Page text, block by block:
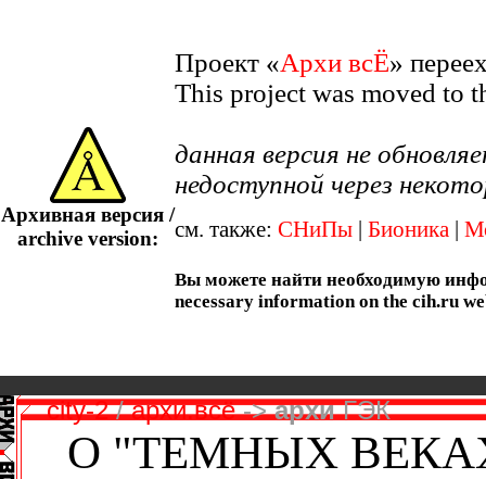
Архивная версия /
archive version:
Проект «Архи всЁ»
This project was moved to
данная версия не
недоступной через
см. также: СНиПы Бионика
Вы можете найти необходимую
necessary information on the cih.ru
city-2 / архи.всё ->архиГЭК
О "ТЕМНЫХ